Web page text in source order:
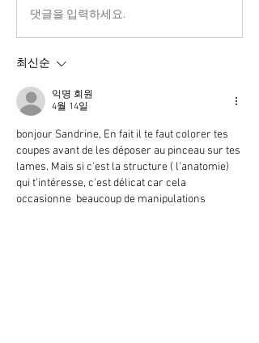
댓글을 입력하세요.
최신순
익명 회원
4월 14일
bonjour Sandrine, En fait il te faut colorer tes
coupes avant de les déposer au pinceau sur tes
lames. Mais si c'est la structure ( l'anatomie)
qui t’intéresse, c'est délicat car cela
occasionne  beaucoup de manipulations